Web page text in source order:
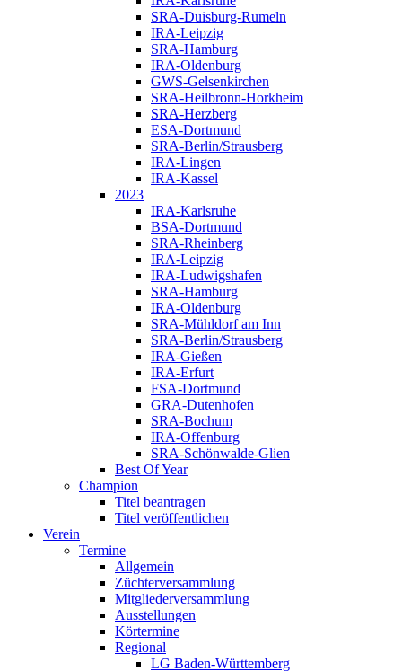
SRA-Duisburg-Rumeln
IRA-Leipzig
SRA-Hamburg
IRA-Oldenburg
GWS-Gelsenkirchen
SRA-Heilbronn-Horkheim
SRA-Herzberg
ESA-Dortmund
SRA-Berlin/Strausberg
IRA-Lingen
IRA-Kassel
2023
IRA-Karlsruhe
BSA-Dortmund
SRA-Rheinberg
IRA-Leipzig
IRA-Ludwigshafen
SRA-Hamburg
IRA-Oldenburg
SRA-Mühldorf am Inn
SRA-Berlin/Strausberg
IRA-Gießen
IRA-Erfurt
FSA-Dortmund
GRA-Dutenhofen
SRA-Bochum
IRA-Offenburg
SRA-Schönwalde-Glien
Best Of Year
Champion
Titel beantragen
Titel veröffentlichen
Verein
Termine
Allgemein
Züchterversammlung
Mitgliederversammlung
Ausstellungen
Körtermine
Regional
LG Baden-Württemberg